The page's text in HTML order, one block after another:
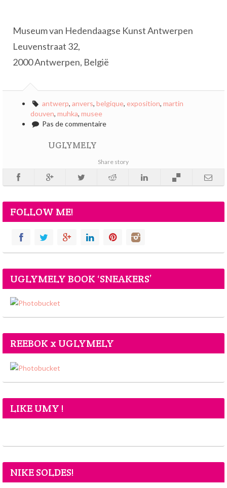
Museum van Hedendaagse Kunst Antwerpen
Leuvenstraat 32,
2000 Antwerpen, België
antwerp, anvers, belgique, exposition, martin
douven, muhka, musee
Pas de commentaire
UGLYMELY
Share story
FOLLOW ME!
UGLYMELY BOOK ‘SNEAKERS’
REEBOK x UGLYMELY
LIKE UMY !
NIKE SOLDES!